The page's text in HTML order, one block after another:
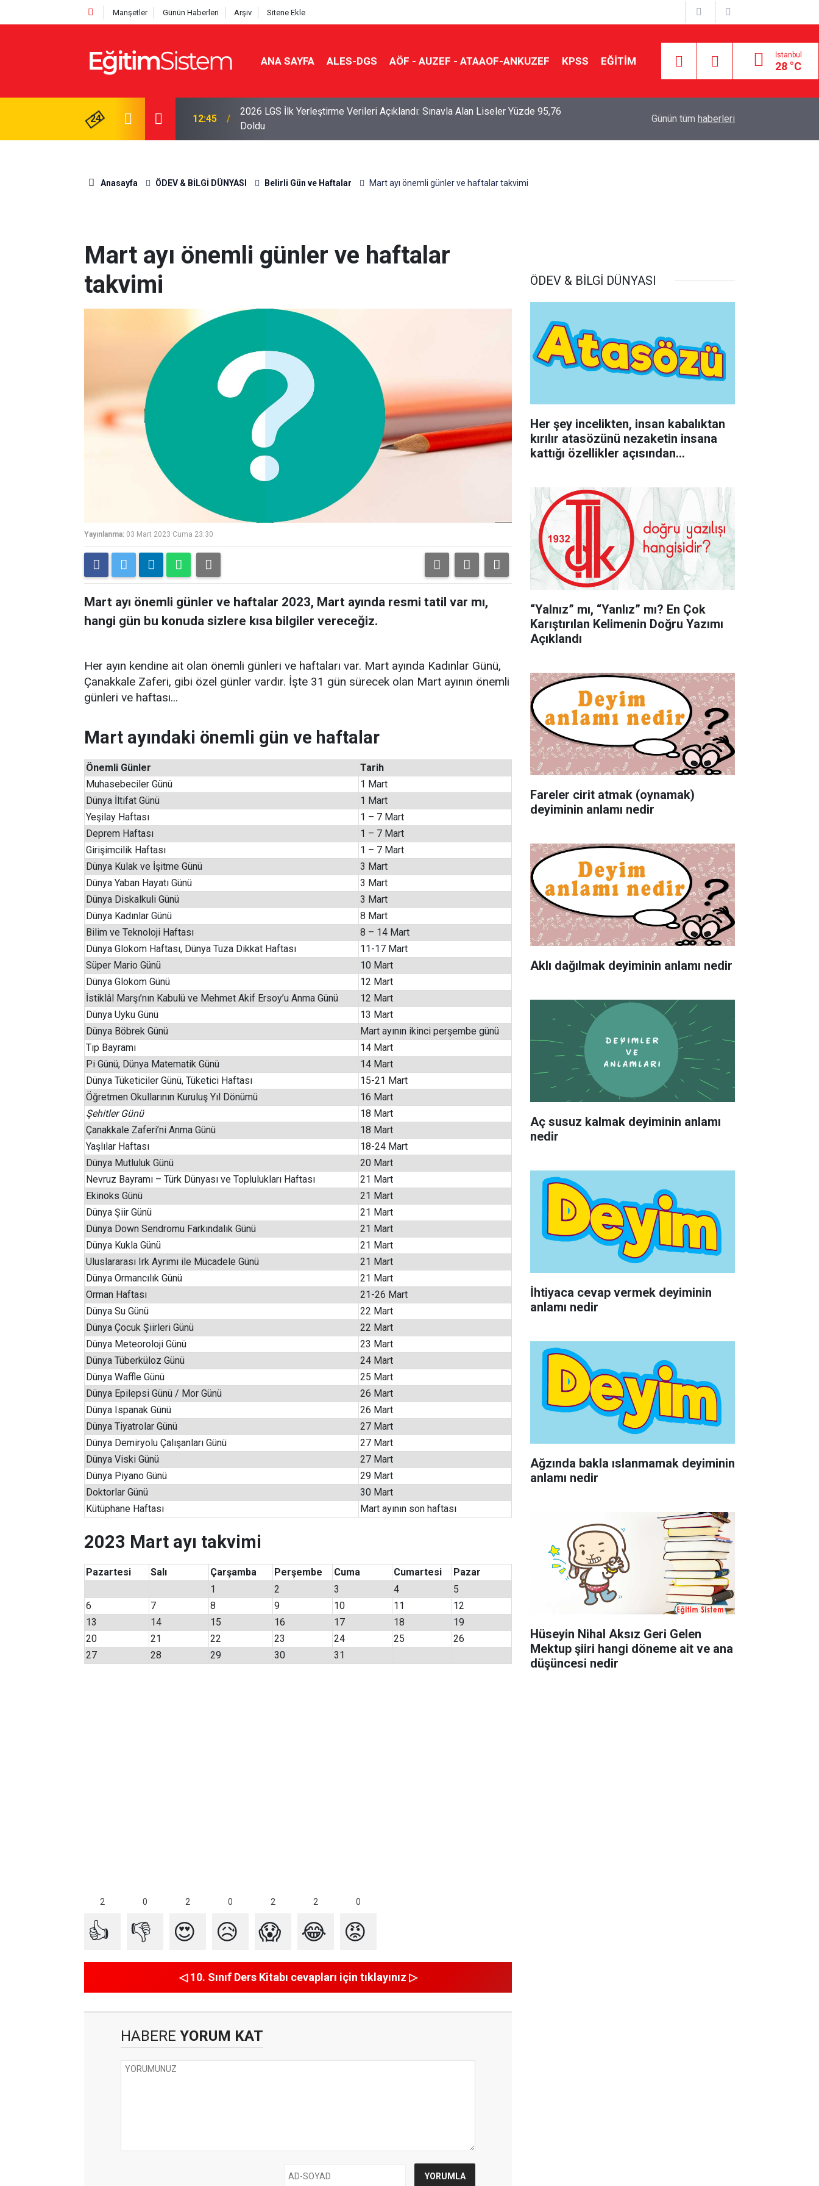
Manşetler Günün Haberleri Arşiv Sitene Ekle
ANA SAYFA ALES-DGS AÖF - AUZEF - ATAAOF-ANKUZEF KPSS EĞİTİM İstanbul
28 °C
24
Sınavla Alan Liseler Yüzde 95,76
04:00
2026 LGS Sonuçları Açıklandı: Her 10 Öğrenciden Yaklaşık 9’u İlk Beş
Tercihine Yerleşti
Yönlendiriyor?
Günün tüm haberleri
Anasayfa ÖDEV & BİLGİ DÜNYASI Belirli Gün ve Haftalar Mart ayı önemli günler ve haftalar takvimi
Mart ayı önemli günler ve haftalar
takvimi
Yayınlanma: 03 Mart 2023 Cuma 23:30
Mart ayı önemli günler ve haftalar 2023, Mart ayında resmi tatil var mı,
hangi gün bu konuda sizlere kısa bilgiler vereceğiz.
Her ayın kendine ait olan önemli günleri ve haftaları var. Mart ayında Kadınlar Günü,
Çanakkale Zaferi, gibi özel günler vardır. İşte 31 gün sürecek olan Mart ayının önemli
günleri ve haftası...
Mart ayındaki önemli gün ve haftalar
Önemli Günler
Tarih
Muhasebeciler Günü
1 Mart
Dünya İltifat Günü
1 Mart
Yeşilay Haftası
1 – 7 Mart
Deprem Haftası
1 – 7 Mart
Girişimcilik Haftası
1 – 7 Mart
Dünya Kulak ve İşitme Günü
3 Mart
Dünya Yaban Hayatı Günü
3 Mart
Dünya Diskalkuli Günü
3 Mart
Dünya Kadınlar Günü
8 Mart
Bilim ve Teknoloji Haftası
8 – 14 Mart
Dünya Glokom Haftası, Dünya Tuza Dikkat Haftası
11-17 Mart
Süper Mario Günü
10 Mart
Dünya Glokom Günü
12 Mart
İstiklâl Marşı’nın Kabulü ve Mehmet Akif Ersoy’u Anma Günü
12 Mart
Dünya Uyku Günü
13 Mart
Dünya Böbrek Günü
Mart ayının ikinci perşembe günü
Tıp Bayramı
14 Mart
Pi Günü, Dünya Matematik Günü
14 Mart
Dünya Tüketiciler Günü, Tüketici Haftası
15-21 Mart
Öğretmen Okullarının Kuruluş Yıl Dönümü
16 Mart
Şehitler Günü
18 Mart
Çanakkale Zaferi’ni Anma Günü
18 Mart
Yaşlılar Haftası
18-24 Mart
Dünya Mutluluk Günü
20 Mart
Nevruz Bayramı – Türk Dünyası ve Toplulukları Haftası
21 Mart
Ekinoks Günü
21 Mart
Dünya Şiir Günü
21 Mart
Dünya Down Sendromu Farkındalık Günü
21 Mart
Dünya Kukla Günü
21 Mart
Uluslararası Irk Ayrımı ile Mücadele Günü
21 Mart
Dünya Ormancılık Günü
21 Mart
Orman Haftası
21-26 Mart
Dünya Su Günü
22 Mart
Dünya Çocuk Şiirleri Günü
22 Mart
Dünya Meteoroloji Günü
23 Mart
Dünya Tüberküloz Günü
24 Mart
Dünya Waffle Günü
25 Mart
Dünya Epilepsi Günü / Mor Günü
26 Mart
Dünya Ispanak Günü
26 Mart
Dünya Tiyatrolar Günü
27 Mart
Dünya Demiryolu Çalışanları Günü
27 Mart
Dünya Viski Günü
27 Mart
Dünya Piyano Günü
29 Mart
Doktorlar Günü
30 Mart
Kütüphane Haftası
Mart ayının son haftası
2023 Mart ayı takvimi
Pazartesi Salı Çarşamba Perşembe Cuma Cumartesi
Pazar
1
2 3 4
5
6
7 8 9 10 11
12
13
14 15 16 17 18
19
20
21 22 23 24 25
26
27
28 29 30 31
2 0 2 0 2 2 0
👍 👎 😍 😥 😱 😂 😡
◁ 10. Sınıf Ders Kitabı cevapları için tıklayınız ▷
HABERE YORUM KAT
ÖDEV & BİLGİ DÜNYASI
Her şey incelikten, insan kabalıktan
kırılır atasözünü nezaketin insana
kattığı özellikler açısından
“Yalnız” mı, “Yanlız” mı? En Çok
Karıştırılan Kelimenin Doğru Yazımı
Açıklandı
Fareler cirit atmak (oynamak)
deyiminin anlamı nedir
Aklı dağılmak deyiminin anlamı nedir
Aç susuz kalmak deyiminin anlamı
nedir
İhtiyaca cevap vermek deyiminin
anlamı nedir
Ağzında bakla ıslanmamak deyiminin
anlamı nedir
Hüseyin Nihal Aksız Geri Gelen
Mektup şiiri hangi döneme ait ve ana
düşüncesi nedir